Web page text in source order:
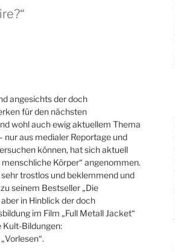
angesichts der doch
für den nächsten
wohl auch ewig aktuellem Thema
nur aus medialer Reportage und
können, hat sich aktuell
Körper“ angenommen.
trostlos und beklemmend und
seinem Bestseller „Die
in Hinblick der doch
im Film „Full Metall Jacket“
Kult-Bildungen: